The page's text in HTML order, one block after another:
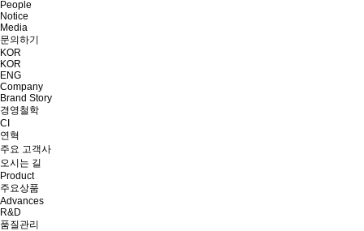
People
Notice
Media
문의하기
KOR
KOR
ENG
Company
Brand Story
경영철학
CI
연혁
주요 고객사
오시는 길
Product
주요상품
Advances
R&D
품질관리